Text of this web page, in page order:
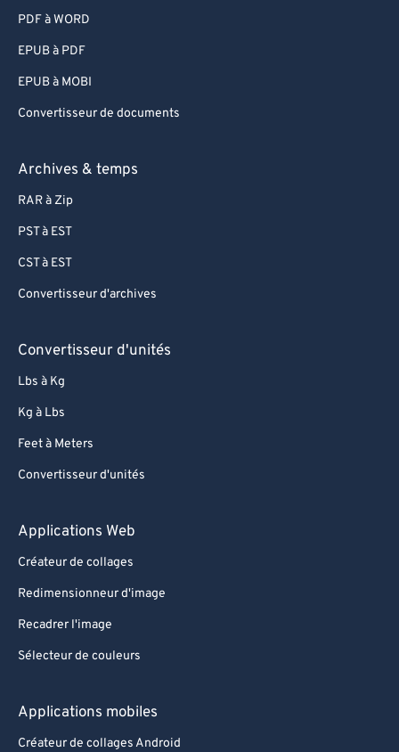
PDF à WORD
EPUB à PDF
EPUB à MOBI
Convertisseur de documents
Archives & temps
RAR à Zip
PST à EST
CST à EST
Convertisseur d'archives
Convertisseur d'unités
Lbs à Kg
Kg à Lbs
Feet à Meters
Convertisseur d'unités
Applications Web
Créateur de collages
Redimensionneur d'image
Recadrer l'image
Sélecteur de couleurs
Applications mobiles
Créateur de collages Android